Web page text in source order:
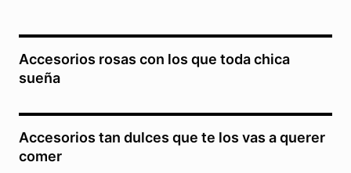
Accesorios rosas con los que toda chica
sueña
Accesorios tan dulces que te los vas a querer
comer